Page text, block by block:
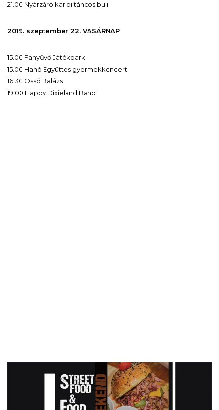
21.00 Nyárzáró karibi táncos buli
2019. szeptember 22. VASÁRNAP
15.00 Fanyűvő Játékpark
15.00 Hahó Együttes gyermekkoncert
16.30 Ossó Balázs
19.00 Happy Dixieland Band